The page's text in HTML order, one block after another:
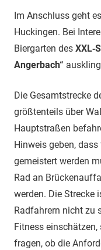
Im Anschluss geht
Huckingen. Bei
Biergarten des
Angerbach“
Die Gesamtstrecke
größtenteils über
Hauptstraßen
Hinweis geben,
gemeistert werden
Rad an
werden. Die Strecke
Radfahrern nicht zu
Fitness
fragen, ob die